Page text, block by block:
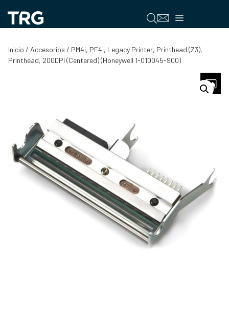
contenido
Menú
Inicio / Accesorios / PM4i, PF4i, Legacy Printer, Printhead (Z3),
Printhead, 200DPI (Centered) (Honeywell 1-010045-900)